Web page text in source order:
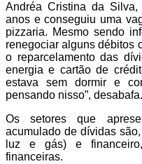
Andréa Cristina da
anos e conseguiu uma
pizzaria. Mesmo sendo
renegociar alguns débitos
o reparcelamento das
energia e cartão de
estava sem dormir e
pensando nisso”, desabafa.
Os setores que
acumulado de dívidas
luz e gás) e
financeiras.